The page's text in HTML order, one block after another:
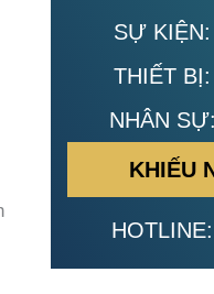
SỰ KIỆN:
THIẾT BỊ:
NHÂN SỰ:
KHIẾU
HOTLINE: